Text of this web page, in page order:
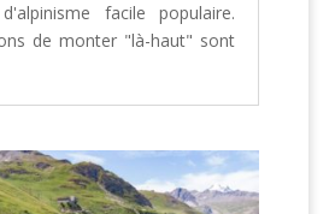
facile populaire.
de monter "là-haut" sont